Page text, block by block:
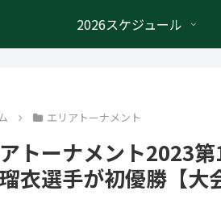
2026スケジュール
エリアトーナメント
トーナメント2023
衣選手が初優勝【大